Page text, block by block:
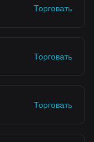
Торговать
Торговать
Торговать